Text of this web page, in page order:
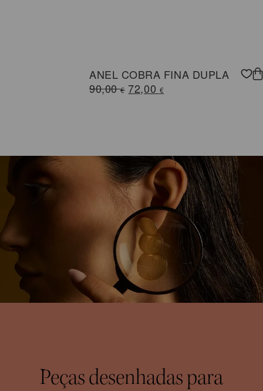
ANEL COBRA FINA DUPLA
90,00€ O
72,00 €O
Peças desenhadas para